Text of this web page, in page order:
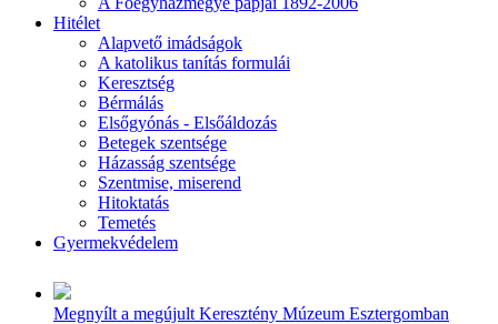
Hitélet
Alapvető imádságok
A katolikus tanítás formulái
Keresztség
Bérmálás
Elsőgyónás - Elsőáldozás
Betegek szentsége
Házasság szentsége
Szentmise, miserend
Hitoktatás
Temetés
Gyermekvédelem
Megnyílt a megújult Keresztény Múzeum Esztergomban